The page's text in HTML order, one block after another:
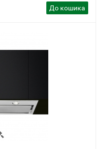
До кошика